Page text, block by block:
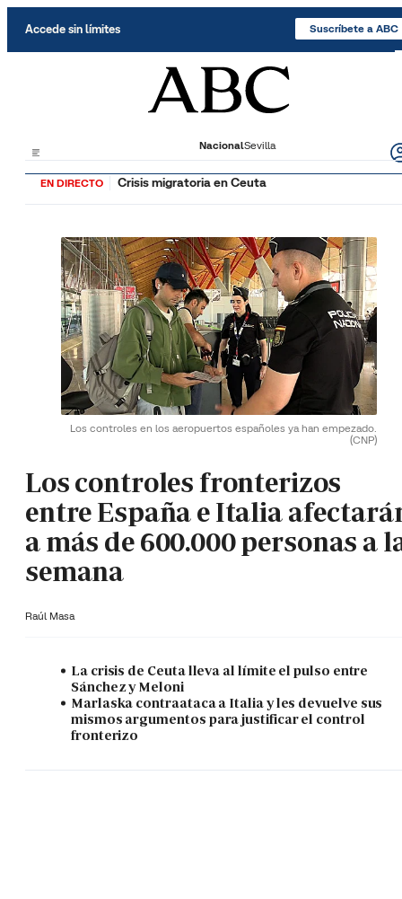
Accede sin límites Suscríbete a ABC
NacionalSevilla
EN DIRECTO Crisis migratoria en Ceuta
Los controles en los aeropuertos españoles ya han empezado.
(CNP)
Los controles fronterizos
entre España e Italia
a más de 600.000 personas a
semana
Raúl Masa
La crisis de Ceuta lleva al límite el pulso entre
Sánchez y Meloni
Marlaska contraataca a Italia y les devuelve sus
mismos argumentos para justificar el control
fronterizo